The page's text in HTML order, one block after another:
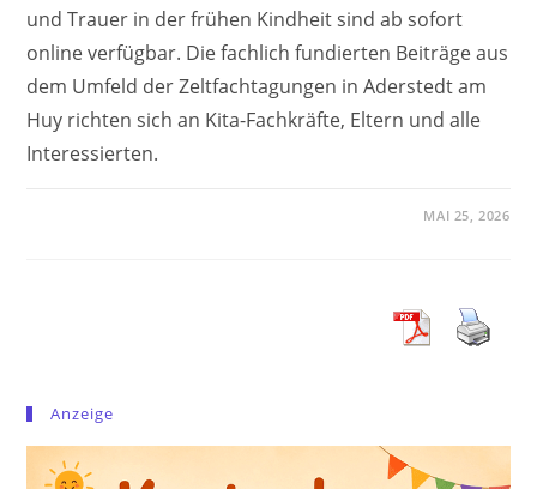
und Trauer in der frühen Kindheit sind ab sofort
online verfügbar. Die fachlich fundierten Beiträge aus
dem Umfeld der Zeltfachtagungen in Aderstedt am
Huy richten sich an Kita-Fachkräfte, Eltern und alle
Interessierten.
MAI 25, 2026
Anzeige